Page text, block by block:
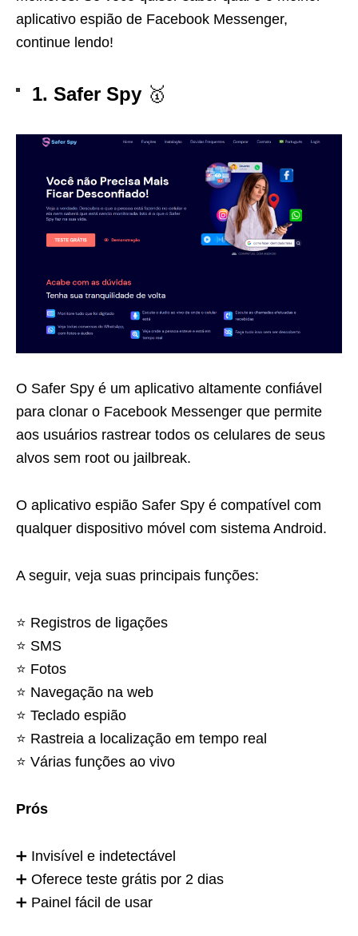
aplicativo espião de Facebook Messenger,
continue lendo!
1. Safer Spy 🥇
O Safer Spy é um aplicativo altamente confiável
para clonar o Facebook Messenger que permite
aos usuários rastrear todos os celulares de seus
alvos sem root ou jailbreak.
O aplicativo espião Safer Spy é compatível com
qualquer dispositivo móvel com sistema Android.
A seguir, veja suas principais funções:
⭐️ Registros de ligações
⭐️ SMS
⭐️ Fotos
⭐️ Navegação na web
⭐️ Teclado espião
⭐️ Rastreia a localização em tempo real
⭐️ Várias funções ao vivo
Prós
➕ Invisível e indetectável
➕ Oferece teste grátis por 2 dias
➕ Painel fácil de usar